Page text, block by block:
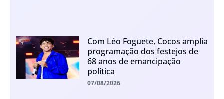
Com Léo Foguete, Cocos amplia
programação dos festejos de
68 anos de emancipação
política
07/08/2026